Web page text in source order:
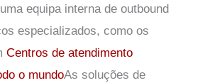
equipa interna de outbound
especializados, como os
Centros de atendimento
o mundoAs soluções de